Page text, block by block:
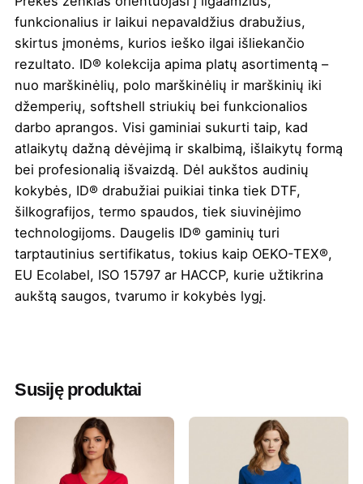
funkcionalius ir laikui nepavaldžius drabužius,
skirtus įmonėms, kurios ieško ilgai išliekančio
rezultato. ID® kolekcija apima platų asortimentą –
nuo marškinėlių, polo marškinėlių ir marškinių iki
džemperių, softshell striukių bei funkcionalios
darbo aprangos. Visi gaminiai sukurti taip, kad
atlaikytų dažną dėvėjimą ir skalbimą, išlaikytų formą
bei profesionalią išvaizdą. Dėl aukštos audinių
kokybės, ID® drabužiai puikiai tinka tiek DTF,
šilkografijos, termo spaudos, tiek siuvinėjimo
technologijoms. Daugelis ID® gaminių turi
tarptautinius sertifikatus, tokius kaip OEKO-TEX®,
EU Ecolabel, ISO 15797 ar HACCP, kurie užtikrina
aukštą saugos, tvarumo ir kokybės lygį.
užsakomas
kiekis
40% medvilnė, 40% poliesteris, 12%
perdirbta medvilnė, 8% perdirbtas
Susiję produktai